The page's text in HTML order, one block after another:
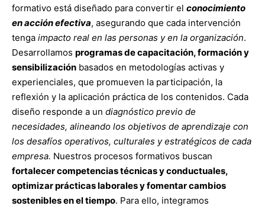
formativo está diseñado para convertir el conocimiento
en acción efectiva, asegurando que cada intervención
tenga impacto real en las personas y en la organización.
Desarrollamos programas de capacitación, formación y
sensibilización basados en metodologías activas y
experienciales, que promueven la participación, la
reflexión y la aplicación práctica de los contenidos. Cada
diseño responde a un diagnóstico previo de
necesidades, alineando los objetivos de aprendizaje con
los desafíos operativos, culturales y estratégicos de cada
empresa. Nuestros procesos formativos buscan
fortalecer competencias técnicas y conductuales,
optimizar prácticas laborales y fomentar cambios
sostenibles en el tiempo. Para ello, integramos